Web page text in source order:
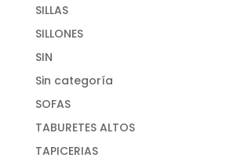
SILLAS
SILLONES
SIN
Sin categoría
SOFAS
TABURETES ALTOS
TAPICERIAS